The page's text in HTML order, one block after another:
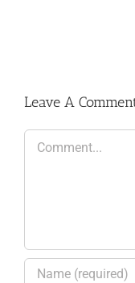
Leave A
Comment